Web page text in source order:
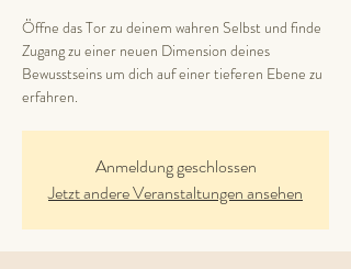
Öffne das Tor zu deinem wahren Selbst und finde
Zugang zu einer neuen Dimension deines
Bewusstseins um dich auf einer tieferen Ebene zu
erfahren.
Anmeldung geschlossen
Jetzt andere Veranstaltungen ansehen